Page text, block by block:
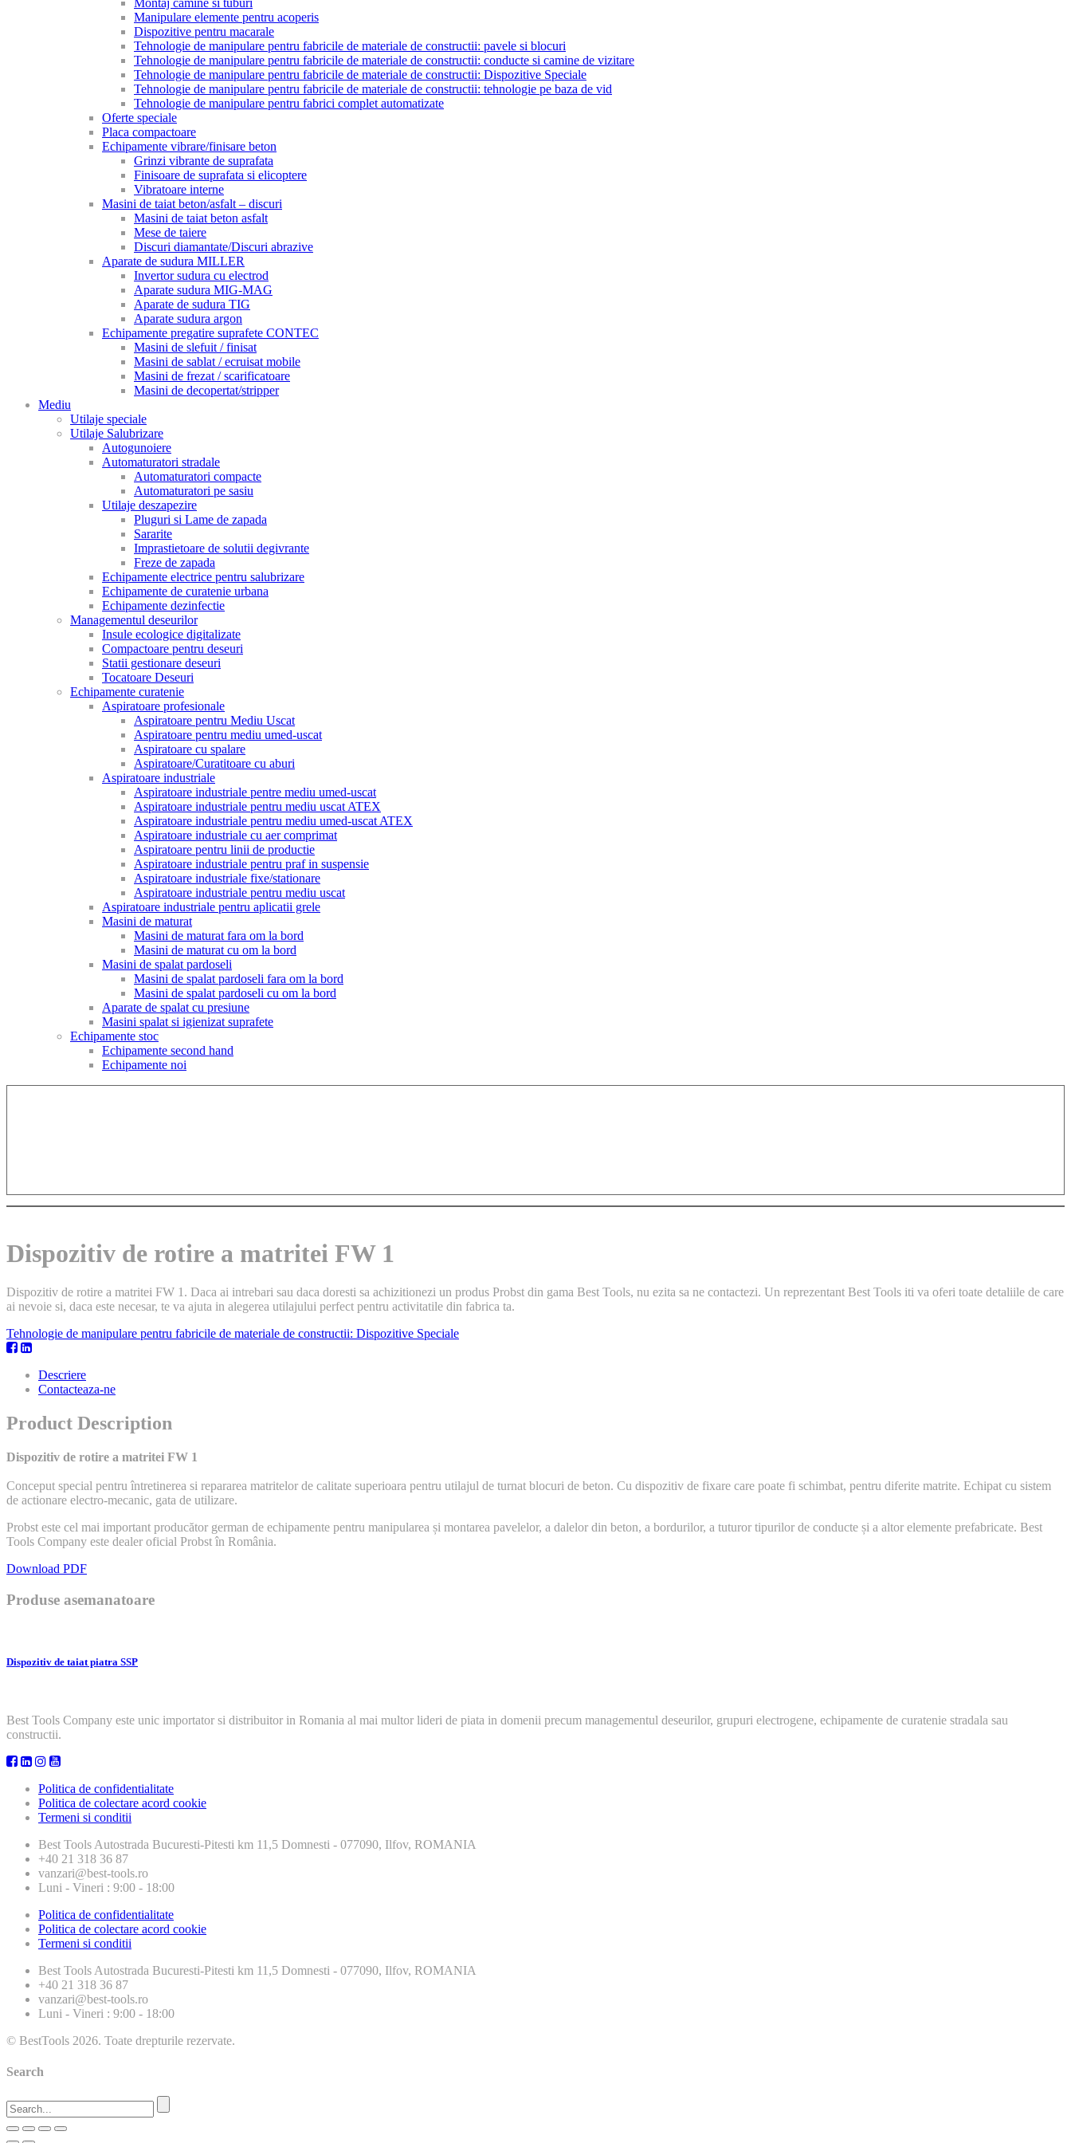
Montaj camine si tuburi
Manipulare elemente pentru acoperis
Dispozitive pentru macarale
Tehnologie de manipulare pentru fabricile de materiale de constructii: pavele si blocuri
Tehnologie de manipulare pentru fabricile de materiale de constructii: conducte si camine de vizitare
Tehnologie de manipulare pentru fabricile de materiale de constructii: Dispozitive Speciale
Tehnologie de manipulare pentru fabricile de materiale de constructii: tehnologie pe baza de vid
Tehnologie de manipulare pentru fabrici complet automatizate
Oferte speciale
Placa compactoare
Echipamente vibrare/finisare beton
Grinzi vibrante de suprafata
Finisoare de suprafata si elicoptere
Vibratoare interne
Masini de taiat beton/asfalt – discuri
Masini de taiat beton asfalt
Mese de taiere
Discuri diamantate/Discuri abrazive
Aparate de sudura MILLER
Invertor sudura cu electrod
Aparate sudura MIG-MAG
Aparate de sudura TIG
Aparate sudura argon
Echipamente pregatire suprafete CONTEC
Masini de slefuit / finisat
Masini de sablat / ecruisat mobile
Masini de frezat / scarificatoare
Masini de decopertat/stripper
Mediu
Utilaje speciale
Utilaje Salubrizare
Autogunoiere
Automaturatori stradale
Automaturatori compacte
Automaturatori pe sasiu
Utilaje deszapezire
Pluguri si Lame de zapada
Sararite
Imprastietoare de solutii degivrante
Freze de zapada
Echipamente electrice pentru salubrizare
Echipamente de curatenie urbana
Echipamente dezinfectie
Managementul deseurilor
Insule ecologice digitalizate
Compactoare pentru deseuri
Statii gestionare deseuri
Tocatoare Deseuri
Echipamente curatenie
Aspiratoare profesionale
Aspiratoare pentru Mediu Uscat
Aspiratoare pentru mediu umed-uscat
Aspiratoare cu spalare
Aspiratoare/Curatitoare cu aburi
Aspiratoare industriale
Aspiratoare industriale pentre mediu umed-uscat
Aspiratoare industriale pentru mediu uscat ATEX
Aspiratoare industriale pentru mediu umed-uscat ATEX
Aspiratoare industriale cu aer comprimat
Aspiratoare pentru linii de productie
Aspiratoare industriale pentru praf in suspensie
Aspiratoare industriale fixe/stationare
Aspiratoare industriale pentru mediu uscat
Aspiratoare industriale pentru aplicatii grele
Masini de maturat
Masini de maturat fara om la bord
Masini de maturat cu om la bord
Masini de spalat pardoseli
Masini de spalat pardoseli fara om la bord
Masini de spalat pardoseli cu om la bord
Aparate de spalat cu presiune
Masini spalat si igienizat suprafete
Echipamente stoc
Echipamente second hand
Echipamente noi
Dispozitiv de rotire a matritei FW 1
Dispozitiv de rotire a matritei FW 1. Daca ai intrebari sau daca doresti sa achizitionezi un produs Probst din gama Best Tools, nu ezita sa ne contactezi. Un reprezentant Best Tools iti va oferi toate detaliile de care
ai nevoie si, daca este necesar, te va ajuta in alegerea utilajului perfect pentru activitatile din fabrica ta.
Tehnologie de manipulare pentru fabricile de materiale de constructii: Dispozitive Speciale
Descriere
Contacteaza-ne
Product Description
Dispozitiv de rotire a matritei FW 1
Conceput special pentru întretinerea si repararea matritelor de calitate superioara pentru utilajul de turnat blocuri de beton. Cu dispozitiv de fixare care poate fi schimbat, pentru diferite matrite. Echipat cu sistem
de actionare electro-mecanic, gata de utilizare.
Probst este cel mai important producător german de echipamente pentru manipularea și montarea pavelelor, a dalelor din beton, a bordurilor, a tuturor tipurilor de conducte și a altor elemente prefabricate. Best
Tools Company este dealer oficial Probst în România.
Download PDF
Produse asemanatoare
Dispozitiv de taiat piatra SSP
Best Tools Company este unic importator si distribuitor in Romania al mai multor lideri de piata in domenii precum managementul deseurilor, grupuri electrogene, echipamente de curatenie stradala sau
constructii.
Politica de confidentialitate
Politica de colectare acord cookie
Termeni si conditii
Best Tools Autostrada Bucuresti-Pitesti km 11,5 Domnesti - 077090, Ilfov, ROMANIA
+40 21 318 36 87
vanzari@best-tools.ro
Luni - Vineri : 9:00 - 18:00
Politica de confidentialitate
Politica de colectare acord cookie
Termeni si conditii
Best Tools Autostrada Bucuresti-Pitesti km 11,5 Domnesti - 077090, Ilfov, ROMANIA
+40 21 318 36 87
vanzari@best-tools.ro
Luni - Vineri : 9:00 - 18:00
© BestTools 2026. Toate drepturile rezervate.
Search